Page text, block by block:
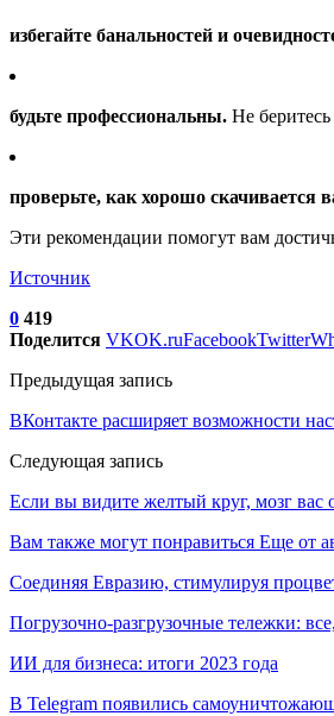
избегайте банальностей и
будьте профессиональны. Не беритесь
проверьте, как хорошо скачивается
Эти рекомендации помогут вам
Источник
0 419
Поделится VKOK.ruFacebookTwitter
Предыдущая запись
ВКонтакте расширяет возможности
Следующая запись
Если вы видите желтый круг, мозг вас
Вам также могут понравиться Еще от
Соединяя Евразию, стимулируя
Погрузочно-разгрузочные тележки:
ИИ для бизнеса: итоги 2023 года
В Telegram появились